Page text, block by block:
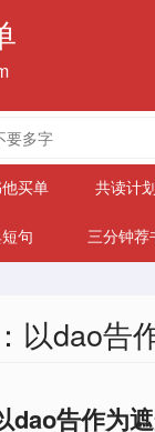
买单 共读计划
句
三分钟荐
以dao告
dao告作为